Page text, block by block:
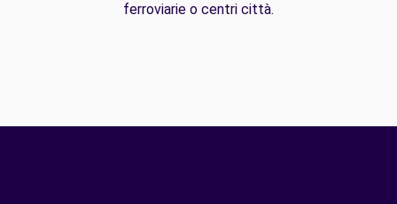
ferroviarie o centri città.